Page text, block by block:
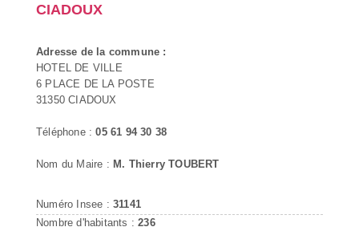
CIADOUX
Adresse de la commune :
HOTEL DE VILLE
6 PLACE DE LA POSTE
31350 CIADOUX
Téléphone :05 61 94 30 38
Nom du Maire : M. Thierry TOUBERT
Numéro Insee : 31141
Nombre d'habitants :236